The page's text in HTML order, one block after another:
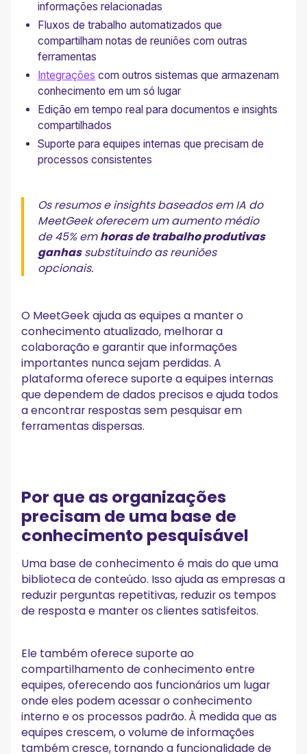
informações relacionadas
Fluxos de trabalho automatizados que
compartilham notas de reuniões com outras
ferramentas
Integrações com outros sistemas que armazenam
conhecimento em um só lugar
Edição em tempo real para documentos e insights
compartilhados
Suporte para equipes internas que precisam de
processos consistentes
Os resumos e insights baseados em IA do
MeetGeek oferecem um aumento médio
de 45% emhoras de trabalho produtivas
ganhassubstituindo as reuniões
opcionais.
O MeetGeek ajuda as equipes a manter o
conhecimento atualizado, melhorar a
colaboração e garantir que informações
importantes nunca sejam perdidas. A
plataforma oferece suporte a equipes internas
que dependem de dados precisos e ajuda todos
a encontrar respostas sem pesquisar em
ferramentas dispersas.
Por que as organizações
precisam de uma base de
conhecimento pesquisável
Uma base de conhecimento é mais do que uma
biblioteca de conteúdo. Isso ajuda as empresas a
reduzir perguntas repetitivas, reduzir os tempos
de resposta e manter os clientes satisfeitos.
Ele também oferece suporte ao
compartilhamento de conhecimento entre
equipes, oferecendo aos funcionários um lugar
onde eles podem acessar o conhecimento
interno e os processos padrão. À medida que as
equipes crescem, o volume de informações
também cresce, tornando a funcionalidade de